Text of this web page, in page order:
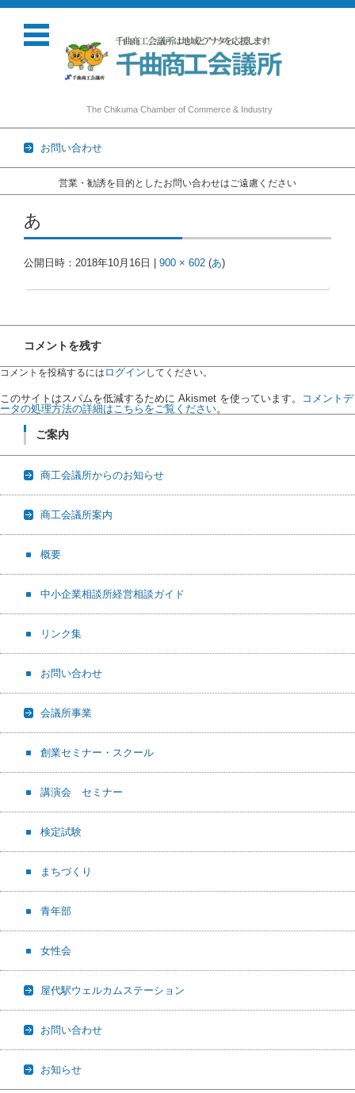
The Chikuma Chamber of Commerce & Industry
お問い合わせ
営業・勧誘を目的としたお問い合わせはご遠慮ください
コンテンツに移動
あ
公開日時： 2018年10月16日 900 × 602 (あ)
コメントを残す
コメントを投稿するには ログイン してください。
このサイトはスパムを低減するために Akismet を使っています。
コメントデ
ータの処理方法の詳細はこちらをご覧ください。
ご案内
商工会議所からのお知らせ
商工会議所案内
概要
中小企業相談所経営相談ガイド
リンク集
お問い合わせ
会議所事業
創業セミナー・スクール
講演会 セミナー
検定試験
まちづくり
青年部
女性会
屋代駅ウェルカムステーション
お問い合わせ
お知らせ